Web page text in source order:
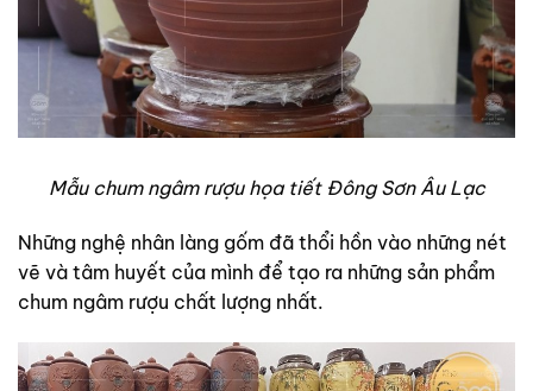
Mẫu chum ngâm rượu họa tiết Đông Sơn Âu Lạc
Những nghệ nhân làng gốm đã thổi hồn vào những nét
vẽ và tâm huyết của mình để tạo ra những sản phẩm
chum ngâm rượu chất lượng nhất.